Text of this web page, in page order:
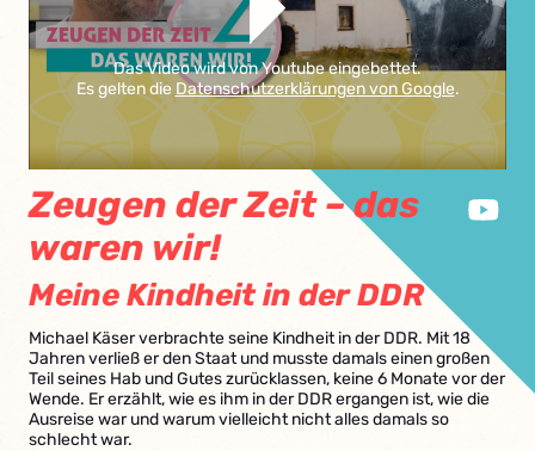
Das Video wird von Youtube eingebettet.
Es gelten dieDatenschutzerklärungen von Google.
Zeugen der Zeit – das
waren wir!
Meine Kindheit in der DDR
Michael Käser verbrachte seine Kindheit in der DDR. Mit 18
Jahren verließ er den Staat und musste damals einen großen
Teil seines Hab und Gutes zurücklassen, keine 6 Monate vor der
Wende. Er erzählt, wie es ihm in der DDR ergangen ist, wie die
Ausreise war und warum vielleicht nicht alles damals so
schlecht war.